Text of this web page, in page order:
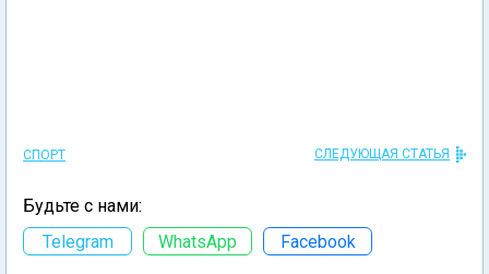
СПОРТ СЛЕДУЮЩАЯ СТАТЬЯ
Будьте с нами:
Telegram
WhatsApp Facebook